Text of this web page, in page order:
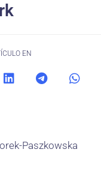
EN
Paszkowska